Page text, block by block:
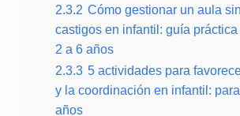
2.3.2 Cómo gestionar un aula
castigos en infantil: guía
2 a 6 años
2.3.3 5 actividades para
y la coordinación en infantil:
años